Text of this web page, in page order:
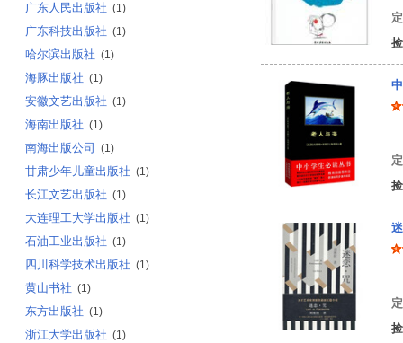
广东人民出版社 (1)
广东科技出版社 (1)
哈尔滨出版社 (1)
海豚出版社 (1)
安徽文艺出版社 (1)
海南出版社 (1)
南海出版公司 (1)
甘肃少年儿童出版社 (1)
长江文艺出版社 (1)
大连理工大学出版社 (1)
石油工业出版社 (1)
四川科学技术出版社 (1)
黄山书社 (1)
东方出版社 (1)
浙江大学出版社 (1)